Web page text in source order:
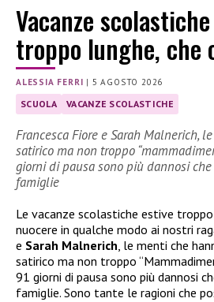
Vacanze
troppo lunghe, che
ALESSIA FERRI | 5 AGOSTO 2026
SCUOLA VACANZE SCOLASTICHE
Francesca Fiore e Sarah Malnerich,
satirico ma non troppo
giorni di pausa sono più dannosi
famiglie
Le vacanze scolastiche estive
nuocere in qualche modo ai nostri
e Sarah Malnerich, le menti che
satirico ma non troppo
91 giorni di pausa sono più dannosi
famiglie. Sono tante le ragioni che